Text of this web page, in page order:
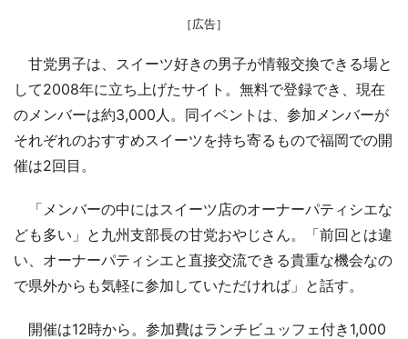
［広告］
甘党男子は、スイーツ好きの男子が情報交換できる場と
して2008年に立ち上げたサイト。無料で登録でき、現在
のメンバーは約3,000人。同イベントは、参加メンバーが
それぞれのおすすめスイーツを持ち寄るもので福岡での開
催は2回目。
「メンバーの中にはスイーツ店のオーナーパティシエな
ども多い」と九州支部長の甘党おやじさん。「前回とは違
い、オーナーパティシエと直接交流できる貴重な機会なの
で県外からも気軽に参加していただければ」と話す。
開催は12時から。参加費はランチビュッフェ付き1,000